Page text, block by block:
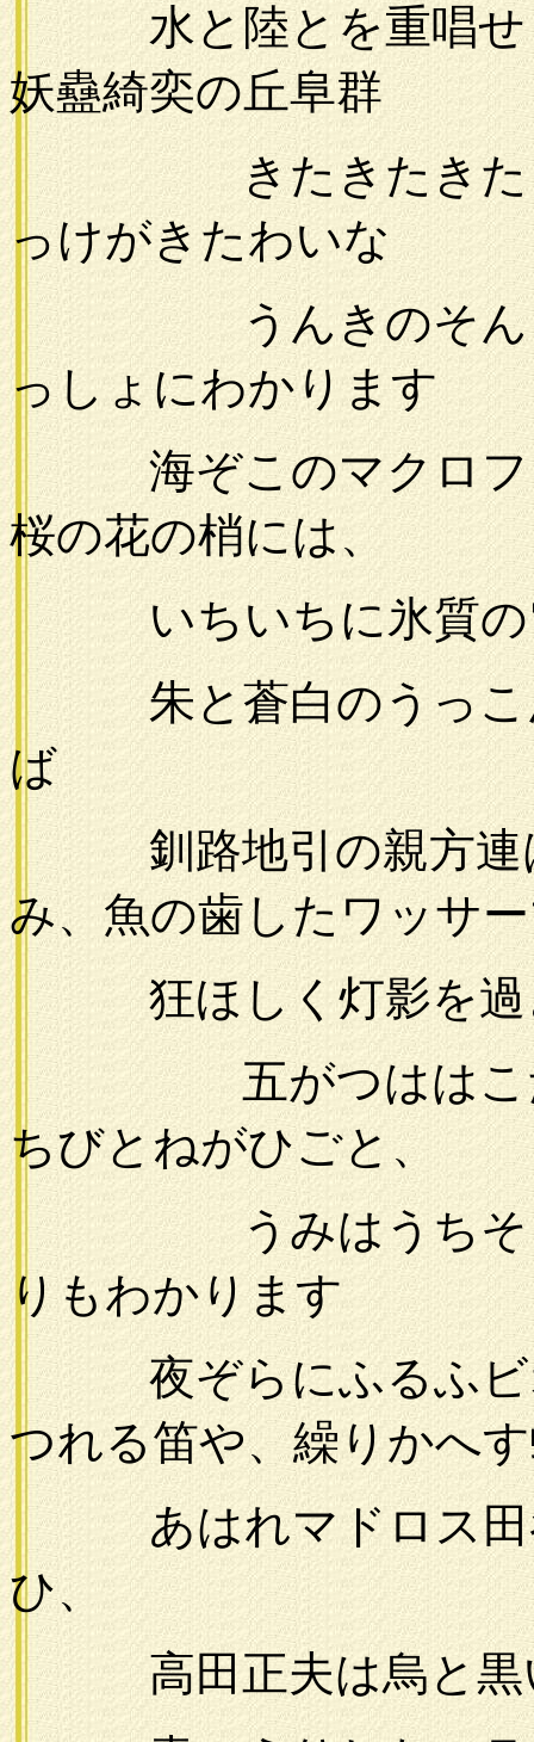
水と陸とを重唱せ
妖蠱綺奕の丘阜群
きたきたきたきた
っけがきたわいな
うんきのそんきの
っしょにわかります
海ぞこのマクロフィ
桜の花の梢には、
いちいちに氷質の
朱と蒼白のうっこん
ば
釧路地引の親方連は
み、魚の歯したワッサ
狂ほしく灯影を過
五がつははこだて
ちびとねがひごと、
うみはうちそと日
りもわかります
夜ぞらにふるふビオ
つれる笛や、繰りかへ
あはれマドロス田谷
ひ、
高田正夫は烏と黒い